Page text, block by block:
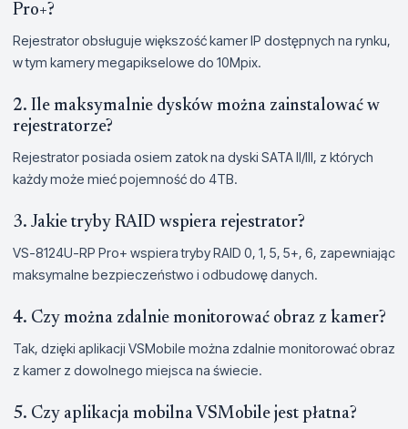
Pro+?
Rejestrator obsługuje większość kamer IP dostępnych na rynku,
w tym kamery megapikselowe do 10Mpix.
2. Ile maksymalnie dysków można zainstalować w
rejestratorze?
Rejestrator posiada osiem zatok na dyski SATA II/III, z których
każdy może mieć pojemność do 4TB.
3. Jakie tryby RAID wspiera rejestrator?
VS-8124U-RP Pro+ wspiera tryby RAID 0, 1, 5, 5+, 6, zapewniając
maksymalne bezpieczeństwo i odbudowę danych.
4. Czy można zdalnie monitorować obraz z kamer?
Tak, dzięki aplikacji VSMobile można zdalnie monitorować obraz
z kamer z dowolnego miejsca na świecie.
5. Czy aplikacja mobilna VSMobile jest płatna?